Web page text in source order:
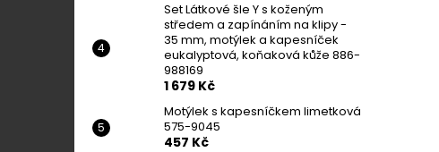
Set Látkové šle Y s koženým
středem a zapínáním na klipy -
35 mm, motýlek a kapesníček
eukalyptová, koňaková kůže 886-
988169
1 679 Kč
Motýlek s kapesníčkem limetková
575-9045
457 Kč